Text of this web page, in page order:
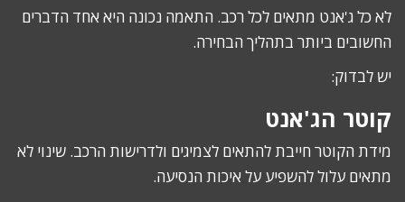
לא כל ג'אנט מתאים לכל רכב. התאמה נכונה היא אחד הדברים
החשובים ביותר בתהליך הבחירה.
יש לבדוק:
קוטר הג'אנט
מידת הקוטר חייבת להתאים לצמיגים ולדרישות הרכב. שינוי לא
מתאים עלול להשפיע על איכות הנסיעה.